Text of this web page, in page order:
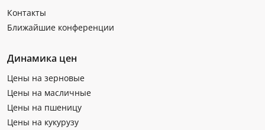
Контакты
Ближайшие конференции
Динамика цен
Цены на зерновые
Цены на масличные
Цены на пшеницу
Цены на кукурузу